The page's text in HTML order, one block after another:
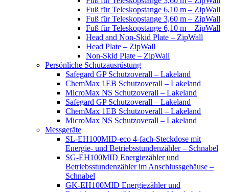
Fuß für Teleskopstange 6,10 m – ZipWall
Fuß für Teleskopstange 3,60 m – ZipWall
Fuß für Teleskopstange 6,10 m – ZipWall
Head and Non-Skid Plate – ZipWall
Head Plate – ZipWall
Non-Skid Plate – ZipWall
Persönliche Schutzausrüstung
Safegard GP Schutzoverall – Lakeland
ChemMax 1EB Schutzoverall – Lakeland
MicroMax NS Schutzoverall – Lakeland
Safegard GP Schutzoverall – Lakeland
ChemMax 1EB Schutzoverall – Lakeland
MicroMax NS Schutzoverall – Lakeland
Messgeräte
SL-EH100MID-eco 4-fach-Steckdose mit
Energie- und Betriebsstundenzähler – Schnabel
SG-EH100MID Energiezähler und
Betriebsstundenzähler im Anschlussgehäuse –
Schnabel
GK-EH100MID Energiezähler und